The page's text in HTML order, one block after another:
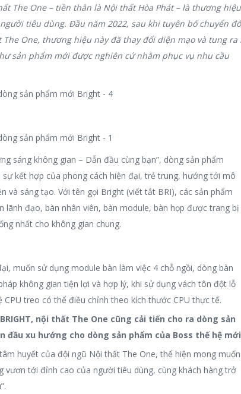
The One – tiền thân là Nội thất Hòa Phát – là thương hiệu
tiêu dùng. Đầu năm 2022, sau khi tuyên bố chuyển
One, thương hiệu này đã thay đổi diện mạo và tung ra
sản phẩm mới được nghiên cứ nhằm phục vụ nhu cầu
sáng không gian – Dẫn đầu cùng bạn”, dòng sản phẩm
kết hợp của phong cách hiện đại, trẻ trung, hướng tới mô
và sáng tạo. Với tên gọi Bright (viết tắt BRI), các sản phẩm
lãnh đạo, bàn nhân viên, bàn module, bàn họp được trang bị
nhất cho không gian chung.
muốn sử dụng module bàn làm việc 4 chỗ ngồi, dòng bàn
không gian tiện lợi và hợp lý, khi sử dụng vách tôn đột lỗ
CPU treo có thể điều chỉnh theo kích thước CPU thực tế.
nội thất The One cũng cải tiến cho ra dòng sản
đầu xu hướng cho dòng sản phẩm của Boss thế hệ
huyết của đội ngũ Nội thất The One, thể hiện mong muốn
vươn tới đỉnh cao của người tiêu dùng, cùng khách hàng trở